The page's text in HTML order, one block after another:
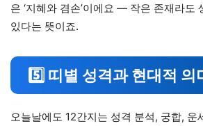
은 ‘지혜와 겸손’이에요 — 작은 존재라도
있다는 뜻이죠.
5️⃣ 띠별 성격과 현대적 의
오늘날에도 12간지는 성격 분석, 궁합, 운